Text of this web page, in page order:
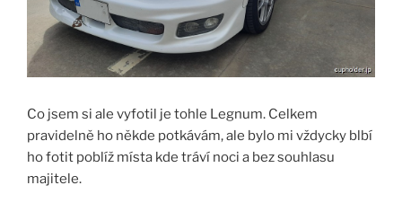
Co jsem si ale vyfotil je tohle Legnum. Celkem
pravidelně ho někde potkávám, ale bylo mi vždycky blbí
ho fotit poblíž místa kde tráví noci a bez souhlasu
majitele.